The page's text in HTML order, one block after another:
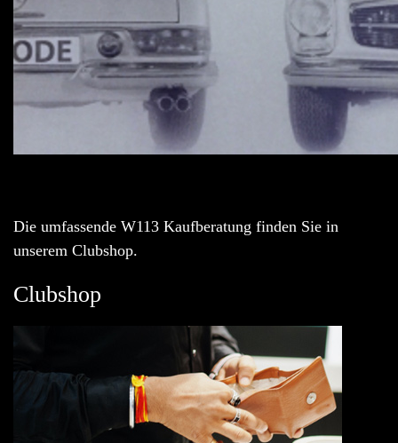
Die umfassende W113 Kaufberatung finden Sie in
unserem Clubshop.
Clubshop